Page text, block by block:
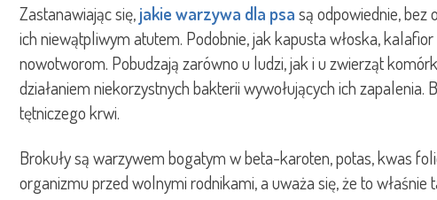
Zastanawiając się,jakie warzywa dla psasą odpowiednie, bez
ich niewątpliwym atutem. Podobnie, jak kapusta włoska,
nowotworom. Pobudzają zarówno u ludzi, jak i u zwierząt
działaniem niekorzystnych bakterii wywołujących ich
tętniczego krwi.
Brokuły są warzywem bogatym w beta-karoten, potas, kwas
organizmu przed wolnymi rodnikami, a uważa się, że to